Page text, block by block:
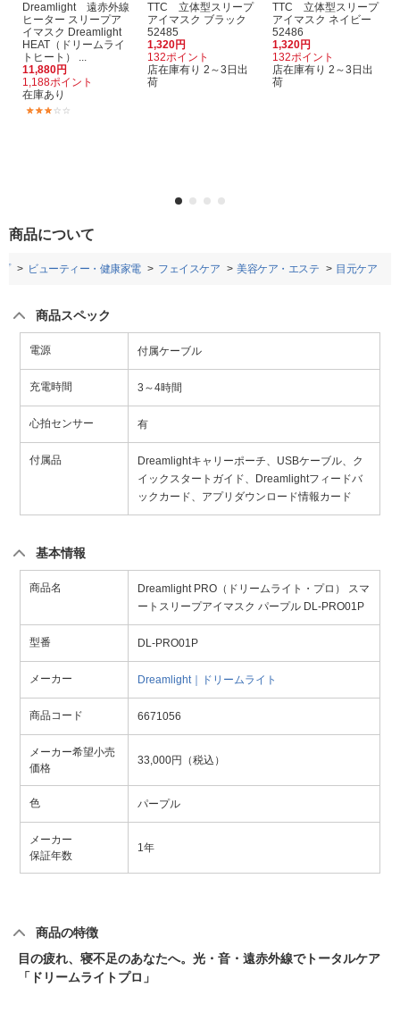
Dreamlight 遠赤外線
ヒーター スリープア
イマスク Dreamlight
HEAT（ドリームライ
トヒート） ...
11,880円
1,188ポイント
在庫あり
TTC 立体型スリープ
アイマスク ブラック
52485
1,320円
132ポイント
店在庫有り 2～3日出
荷
TTC 立体型スリープ
アイマスク ネイビー
52486
1,320円
132ポイント
店在庫有り 2～3日出
荷
商品について
ビューティー・健康家電 フェイスケア 美容ケア・エステ 目元ケア
商品スペック
電源 付属ケーブル
充電時間 3～4時間
心拍センサー 有
付属品
Dreamlightキャリーポーチ、USBケーブル、ク
イックスタートガイド、Dreamlightフィードバ
ックカード、アプリダウンロード情報カード
基本情報
商品名
Dreamlight PRO（ドリームライト・プロ） スマ
ートスリープアイマスク パープル DL-PRO01P
型番 DL-PRO01P
メーカー Dreamlight｜ドリームライト
商品コード 6671056
メーカー希望小売
価格
33,000円（税込）
色 パープル
メーカー
保証年数
1年
商品の特徴
目の疲れ、寝不足のあなたへ。光・音・遠赤外線でトータルケア
「ドリームライトプロ」